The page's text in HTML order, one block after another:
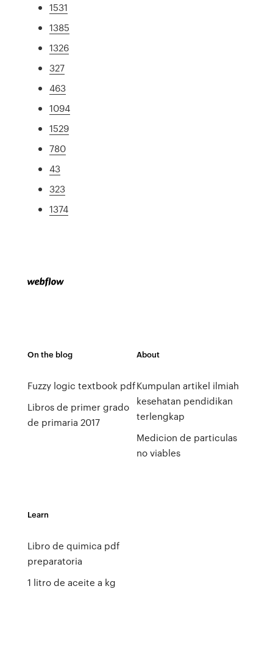
1531
1385
1326
327
463
1094
1529
780
43
323
1374
On the blog
Fuzzy logic textbook pdf
Libros de primer grado
de primaria 2017
About
Kumpulan artikel ilmiah
kesehatan pendidikan
terlengkap
Medicion de particulas
no viables
Learn
Libro de quimica pdf
preparatoria
1 litro de aceite a kg